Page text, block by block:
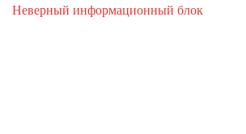
Неверный информационный блок